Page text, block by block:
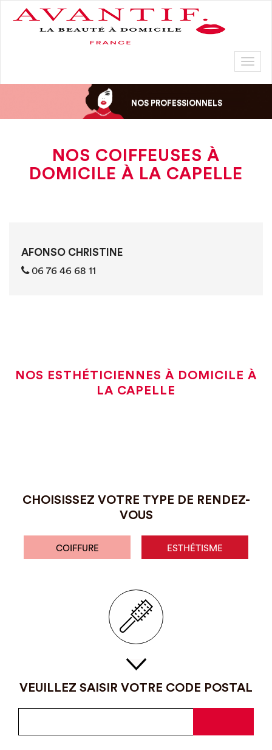
NOS PROFESSIONNELS
NOS COIFFEUSES À
DOMICILE À LA CAPELLE
AFONSO CHRISTINE
06 76 46 68 11
NOS ESTHÉTICIENNES À DOMICILE À
LA CAPELLE
CHOISISSEZ VOTRE TYPE DE RENDEZ-
VOUS
COIFFURE ESTHÉTISME
VEUILLEZ SAISIR VOTRE CODE POSTAL